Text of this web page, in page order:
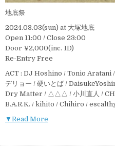
地底祭
2024.03.03(sun) at 大塚地底
Open 11:00 / Close 23:00
Door ¥2,000(inc. 1D)
Re-Entry Free
ACT : DJ Hoshino / Tonio Aratani
デリョー / 硬いとば /
Dry Matter / △△△ / 小川直人 /
B.A.R.K. / kihito / Chihiro /
▼Read More